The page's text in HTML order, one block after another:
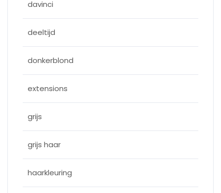
davinci
deeltijd
donkerblond
extensions
grijs
grijs haar
haarkleuring